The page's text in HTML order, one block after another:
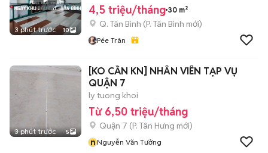
3 phút trước 10
4,5 triệu/tháng 30 m²
Q. Tân Bình (P. Tân Bình mới)
Pée Trân
3 phút trước 5
[KO CẦN KN] NHÂN VIÊN TẠP VỤ
QUẬN 7
ly tuong khoi
Từ 6,50 triệu/tháng
Quận 7 (P. Tân Hưng mới)
nNguyễn Văn Tưởng